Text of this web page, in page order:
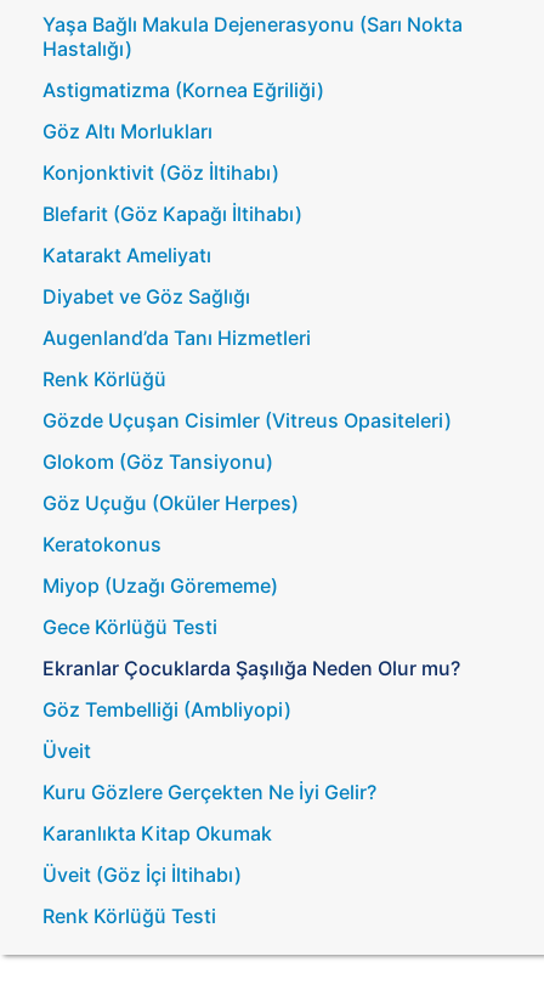
Yaşa Bağlı Makula Dejenerasyonu (Sarı Nokta
Hastalığı)
Astigmatizma (Kornea Eğriliği)
Göz Altı Morlukları
Konjonktivit (Göz İltihabı)
Blefarit (Göz Kapağı İltihabı)
Katarakt Ameliyatı
Diyabet ve Göz Sağlığı
Augenland’da Tanı Hizmetleri
Renk Körlüğü
Gözde Uçuşan Cisimler (Vitreus Opasiteleri)
Glokom (Göz Tansiyonu)
Göz Uçuğu (Oküler Herpes)
Keratokonus
Miyop (Uzağı Görememe)
Gece Körlüğü Testi
Ekranlar Çocuklarda Şaşılığa Neden Olur mu?
Göz Tembelliği (Ambliyopi)
Üveit
Kuru Gözlere Gerçekten Ne İyi Gelir?
Karanlıkta Kitap Okumak
Üveit (Göz İçi İltihabı)
Renk Körlüğü Testi